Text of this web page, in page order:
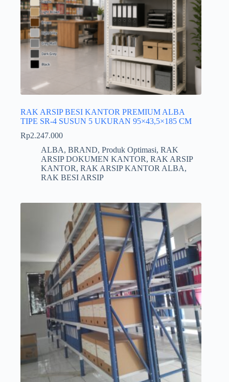
RAK ARSIP BESI KANTOR PREMIUM ALBA
TIPE SR-4 SUSUN 5 UKURAN 95×43,5×185 CM
Rp2.247.000
ALBA, BRAND, Produk Optimasi, RAK
ARSIP DOKUMEN KANTOR, RAK ARSIP
KANTOR, RAK ARSIP KANTOR ALBA,
RAK BESI ARSIP